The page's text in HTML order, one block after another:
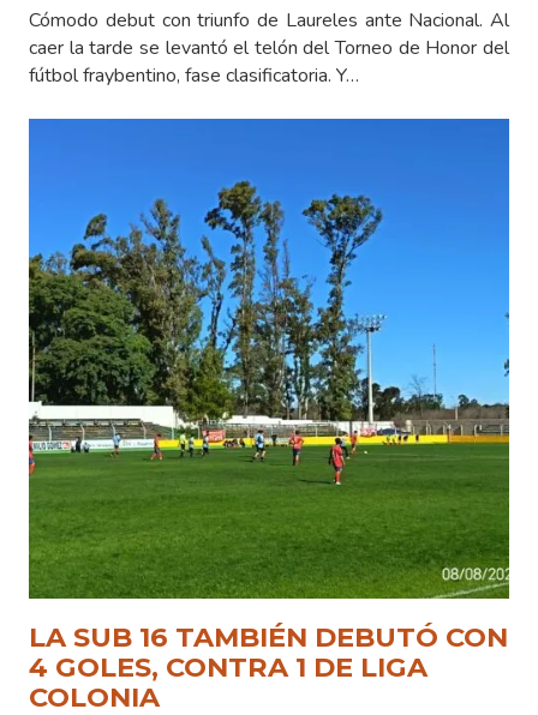
Cómodo debut con triunfo de Laureles ante Nacional. Al
caer la tarde se levantó el telón del Torneo de Honor del
fútbol fraybentino, fase clasificatoria. Y…
LA SUB 16 TAMBIÉN DEBUTÓ CON
4 GOLES, CONTRA 1 DE LIGA
COLONIA